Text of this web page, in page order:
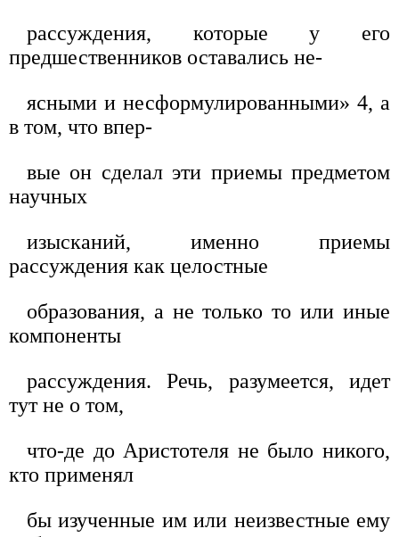
рассуждения, которые у его
предшественников оставались не-
ясными и несформулированными» 4, а
в том, что впер-
вые он сделал эти приемы предметом
научных
изысканий, именно приемы
рассуждения как целостные
образования, а не только то или иные
компоненты
рассуждения. Речь, разумеется, идет
тут не о том,
что-де до Аристотеля не было никого,
кто применял
бы изученные им или неизвестные ему